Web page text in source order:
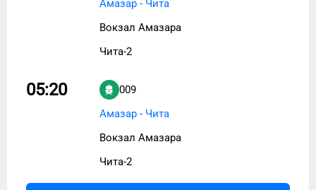
Амазар - Чита
Вокзал Амазара
Чита-2
05:20
009
Амазар - Чита
Вокзал Амазара
Чита-2